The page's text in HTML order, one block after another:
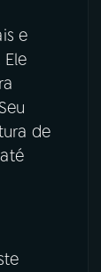
e
de